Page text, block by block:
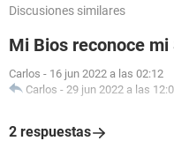
Discusiones similares
Mi Bios reconoce mi
Carlos - 16 jun 2022 a las 02:12
Carlos - 29 jun 2022 a las
2 respuestas